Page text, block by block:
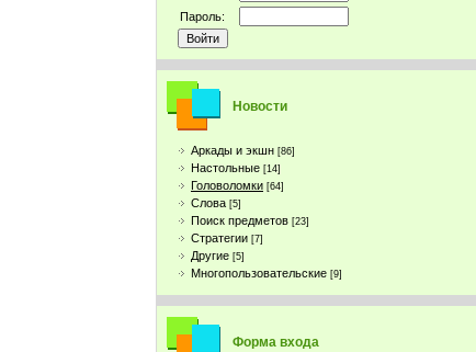
Пароль:
Новости
Аркады и экшн [86]
Настольные [14]
Головоломки [64]
Слова [5]
Поиск предметов [23]
Стратегии [7]
Другие [5]
Многопользовательские [9]
Форма входа